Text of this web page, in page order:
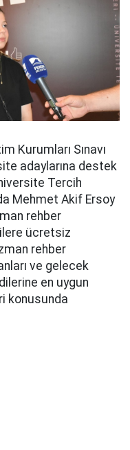
Kurumları Sınavı
adaylarına destek
Tercih
Mehmet Akif Ersoy
rehber
ücretsiz
rehber
ve gelecek
en uygun
konusunda